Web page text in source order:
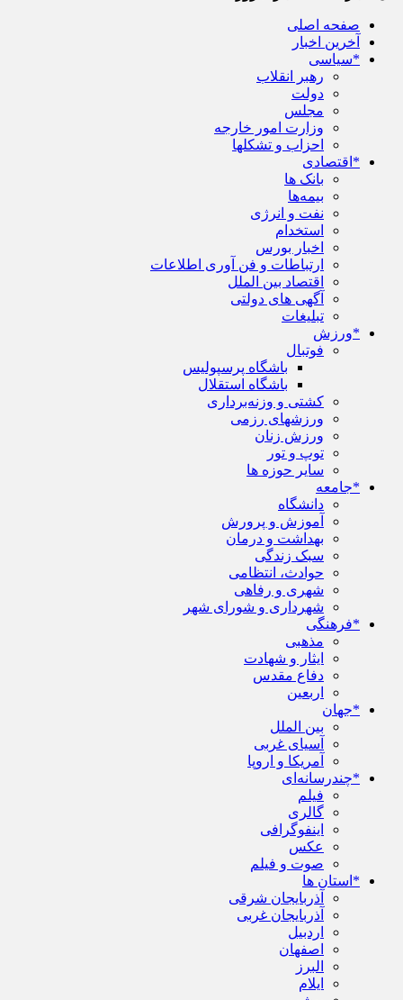
صفحه اصلی
آخرین اخبار
*سیاسی
رهبر انقلاب
دولت
مجلس
وزارت امور خارجه
احزاب و تشکلها
*اقتصادی
بانک ها
بیمه‌ها
نفت و انرژی
استخدام
اخبار بورس
ارتباطات و فن آوری اطلاعات
اقتصاد بین الملل
آگهی های دولتی
تبلیغات
*ورزش
فوتبال
باشگاه پرسپولیس
باشگاه استقلال
کشتی و وزنه‌برداری
ورزشهای رزمی
ورزش زنان
توپ و تور
سایر حوزه ها
*جامعه
دانشگاه
آموزش و پرورش
بهداشت و درمان
سبک زندگی
حوادث، انتظامی
شهری و رفاهی
شهرداری و شورای شهر
*فرهنگی
مذهبی
ایثار و شهادت
دفاع مقدس
اربعین
*جهان
بین الملل
آسیای غربی
آمریکا و اروپا
*چندرسانه‌ای
فیلم
گالری
اینفوگرافی
عکس
صوت و فیلم
*استان ها
آذربایجان شرقی
آذربایجان غربی
اردبیل
اصفهان
البرز
ایلام